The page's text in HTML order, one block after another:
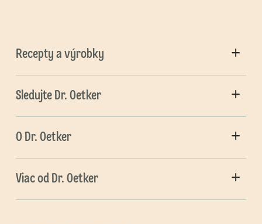
Recepty a výrobky
Sledujte Dr. Oetker
O Dr. Oetker
Viac od Dr. Oetker